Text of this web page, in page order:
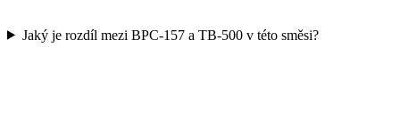
Jaký je rozdíl mezi BPC-157 a TB-500 v této směsi?